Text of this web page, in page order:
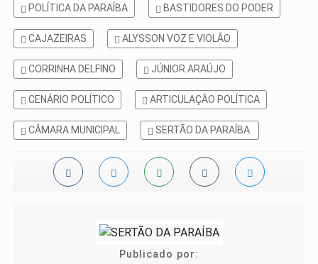
POLÍTICA DA PARAÍBA BASTIDORES DO PODER
CAJAZEIRAS ALYSSON VOZ E VIOLÃO
CORRINHA DELFINO JÚNIOR ARAÚJO
CENÁRIO POLÍTICO ARTICULAÇÃO POLÍTICA
CÂMARA MUNICIPAL SERTÃO DA PARAÍBA.
Publicado por: